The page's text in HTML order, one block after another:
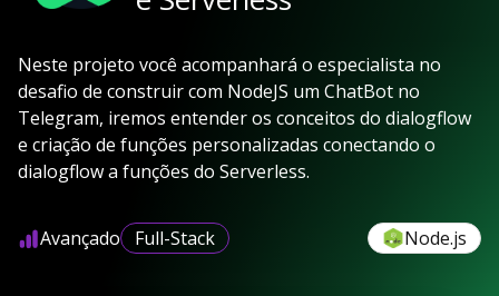
Neste projeto você acompanhará o especialista no
desafio de construir com NodeJS um ChatBot no
Telegram, iremos entender os conceitos do dialogflow
e criação de funções personalizadas conectando o
dialogflow a funções do Serverless.
Avançado Full-Stack Node.js